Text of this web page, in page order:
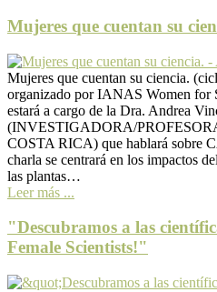
Mujeres que cuentan su
Mujeres que cuentan su ciencia.
organizado por IANAS Women for
estará a cargo de la Dra. Andrea
(INVESTIGADORA/
COSTA RICA) que hablará
charla se centrará en los impactos
las plantas…
Leer más ...
"Descubramos a las
Female Scientists!"